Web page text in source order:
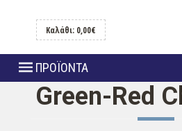
Καλάθι: 0,00€
ΠΡΟΪΟΝΤΑ
Green-Red